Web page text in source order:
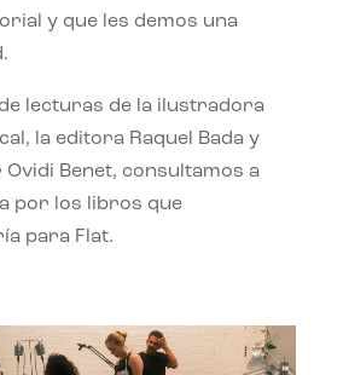
y que les demos una
lecturas de la ilustradora
la editora Raquel Bada y
Ovidi Benet, consultamos a
por los libros que
para Flat.